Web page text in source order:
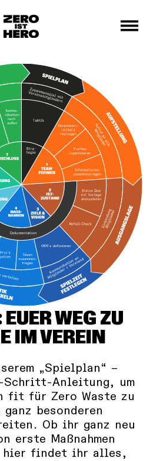
WEG ZU
IM VEREIN
„Spielplan“ –
Anleitung, um
fit für Zero Waste zu
ganz besonderen
Ob ihr ganz neu
erste Maßnahmen
hier findet ihr alles,